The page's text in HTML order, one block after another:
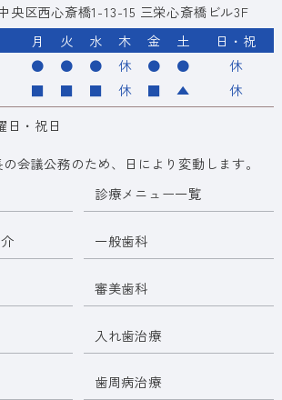
央区西心斎橋1-13-15 三栄心斎橋ビル3F
月 火 水 木 金 土
日・祝
● ● ● 休 ● ●
休
■ ■ ■ 休 ■ ▲
休
日・祝日
会議公務のため、日により変動します。
診療メニュー一覧
一般歯科
審美歯科
入れ歯治療
歯周病治療